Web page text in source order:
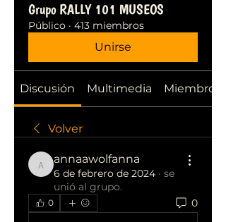
Grupo RALLY 101 MUSEOS
Público · 413 miembros
Unirse
Discusión Multimedia Miembros
Volver
annaawolfanna
annaawolfanna
6 de febrero de 2024 · se
unió al grupo.
0 0